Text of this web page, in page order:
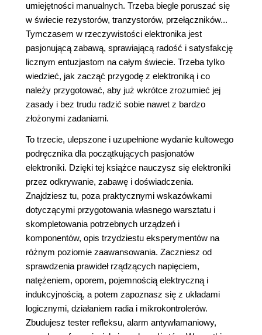
umiejętności manualnych. Trzeba biegle poruszać się
w świecie rezystorów, tranzystorów, przełączników...
Tymczasem w rzeczywistości elektronika jest
pasjonującą zabawą, sprawiającą radość i satysfakcję
licznym entuzjastom na całym świecie. Trzeba tylko
wiedzieć, jak zacząć przygodę z elektroniką i co
należy przygotować, aby już wkrótce zrozumieć jej
zasady i bez trudu radzić sobie nawet z bardzo
złożonymi zadaniami.
To trzecie, ulepszone i uzupełnione wydanie kultowego
podręcznika dla początkujących pasjonatów
elektroniki. Dzięki tej książce nauczysz się elektroniki
przez odkrywanie, zabawę i doświadczenia.
Znajdziesz tu, poza praktycznymi wskazówkami
dotyczącymi przygotowania własnego warsztatu i
skompletowania potrzebnych urządzeń i
komponentów, opis trzydziestu eksperymentów na
różnym poziomie zaawansowania. Zaczniesz od
sprawdzenia prawideł rządzących napięciem,
natężeniem, oporem, pojemnością elektryczną i
indukcyjnością, a potem zapoznasz się z układami
logicznymi, działaniem radia i mikrokontrolerów.
Zbudujesz tester refleksu, alarm antywłamaniowy,